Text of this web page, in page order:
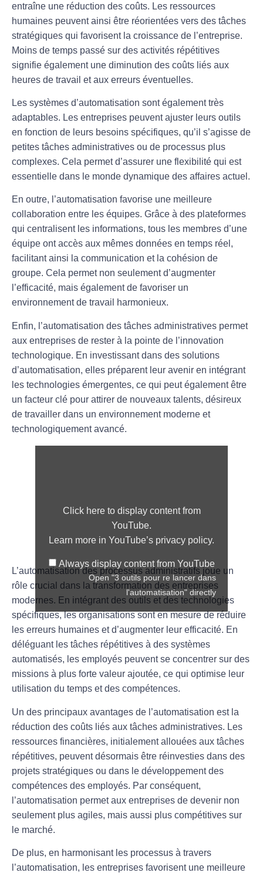
entraîne une réduction des coûts. Les ressources
humaines peuvent ainsi être réorientées vers des tâches
stratégiques qui favorisent la croissance de l’entreprise.
Moins de temps passé sur des activités répétitives
signifie également une diminution des coûts liés aux
heures de travail et aux erreurs éventuelles.
Les systèmes d’automatisation sont également très
adaptables. Les entreprises peuvent ajuster leurs outils
en fonction de leurs besoins spécifiques, qu’il s’agisse de
petites tâches administratives ou de processus plus
complexes. Cela permet d’assurer une flexibilité qui est
essentielle dans le monde dynamique des affaires actuel.
En outre, l’automatisation favorise une meilleure
collaboration entre les équipes. Grâce à des plateformes
qui centralisent les informations, tous les membres d’une
équipe ont accès aux mêmes données en temps réel,
facilitant ainsi la communication et la cohésion de
groupe. Cela permet non seulement d’augmenter
l’efficacité, mais également de favoriser un
environnement de travail harmonieux.
Enfin, l’automatisation des tâches administratives permet
aux entreprises de rester à la pointe de l’innovation
technologique. En investissant dans des solutions
d’automatisation, elles préparent leur avenir en intégrant
les technologies émergentes, ce qui peut également être
un facteur clé pour attirer de nouveaux talents, désireux
de travailler dans un environnement moderne et
technologiquement avancé.
Click here to display content from
YouTube.
Learn more in YouTube’s privacy policy.
Always display content from YouTube
Open "3 outils pour re lancer dans
l'automatisation" directly
L’automatisation des processus administratifs joue un
rôle crucial dans la transformation des entreprises
modernes. En intégrant des outils et des technologies
spécifiques, les organisations sont en mesure deréduire
les erreurs humaines et d’augmenter leur efficacité. En
déléguant les tâches répétitives à des systèmes
automatisés, les employés peuvent se concentrer sur des
missions à plus forte valeur ajoutée, ce qui optimise leur
utilisation du temps et des compétences.
Un des principaux avantages de l’automatisation est la
réduction des coûts liés aux tâches administratives. Les
ressources financières, initialement allouées aux tâches
répétitives, peuvent désormais être réinvesties dans des
projets stratégiques ou dans le développement des
compétences des employés. Par conséquent,
l’automatisation permet aux entreprises de devenir non
seulement plus agiles, mais aussi plus compétitives sur
le marché.
De plus, en harmonisant les processus à travers
l’automatisation, les entreprises favorisent une meilleure